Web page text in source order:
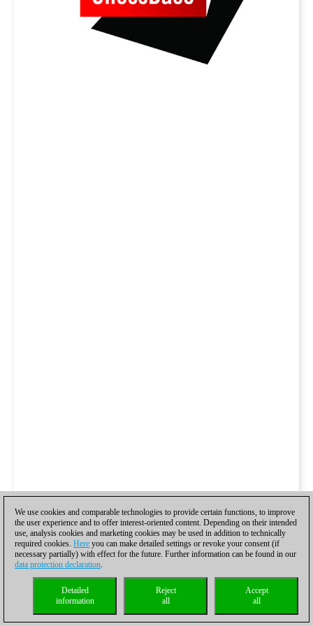
We use cookies and comparable technologies to provide certain functions, to improve
the user experience and to offer interest-oriented content. Depending on their intended
use, analysis cookies and marketing cookies may be used in addition to technically
required cookies. Here you can make detailed settings or revoke your consent (if
necessary partially) with effect for the future. Further information can be found in our
data protection declaration.
Accept
all
Reject
all
Detailed
information